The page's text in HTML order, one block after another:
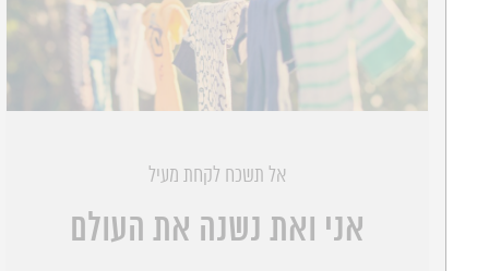
אל תשכח לקחת מעיל
אני ואת נשנה את העולם